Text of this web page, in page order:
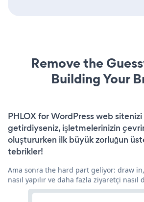
Remove the
Building Your
PHLOX for WordPress web sitenizi
getirdiyseniz, işletmelerinizin
oluştururken ilk büyük zorluğun
tebrikler!
Ama sonra the hard part geliyor: draw
nasıl yapılır ve daha fazla ziyaretçi nasıl